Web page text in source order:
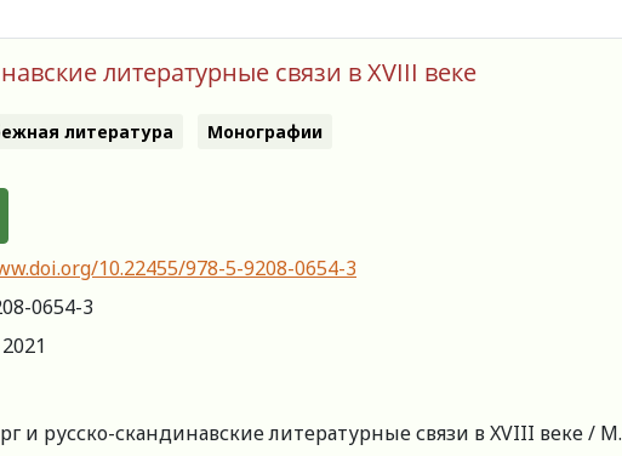
литературные связи в XVIII веке
литература Монографии
10.22455/978-5-9208-0654-3
0654-3
2021
и русско-скандинавские литературные связи в XVIII